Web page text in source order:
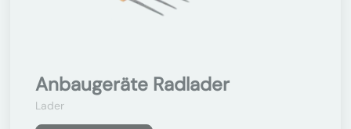
Anbaugeräte Radlader
Lader